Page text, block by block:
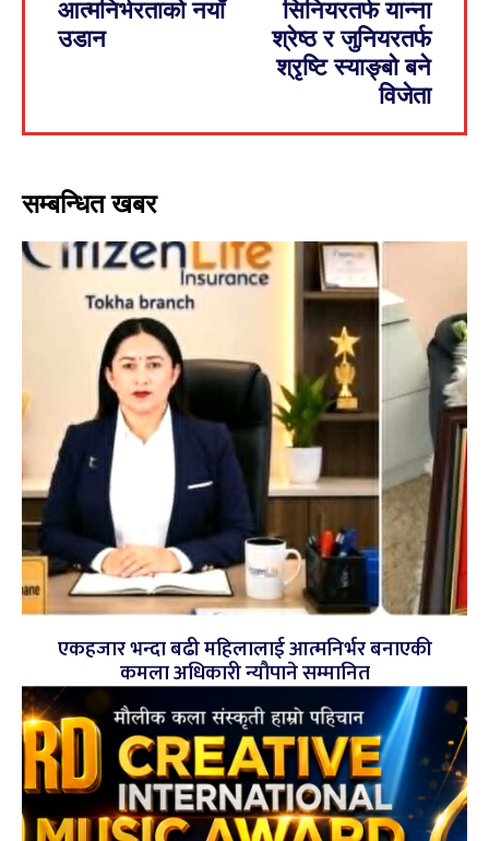
आत्मनिर्भरताको नयाँ
उडान
सिनियरतर्फ यान्ना
श्रेष्ठ र जुनियरतर्फ
श्रृष्टि स्याङ्बो बने
विजेता
सम्बन्धित खबर
एकहजार भन्दा बढी महिलालाई आत्मनिर्भर बनाएकी
कमला अधिकारी न्यौपाने सम्मानित